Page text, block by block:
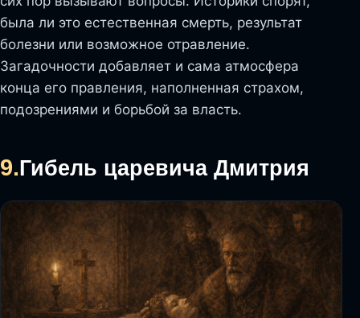
была ли это естественная смерть, результат
болезни или возможное отравление.
Загадочности добавляет и сама атмосфера
конца его правления, наполненная страхом,
подозрениями и борьбой за власть.
9.Гибель царевича Дмитрия